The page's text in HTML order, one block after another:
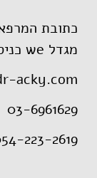
מגדל we כניסה B תל אביב
acky.com
03-6961629
223-2619